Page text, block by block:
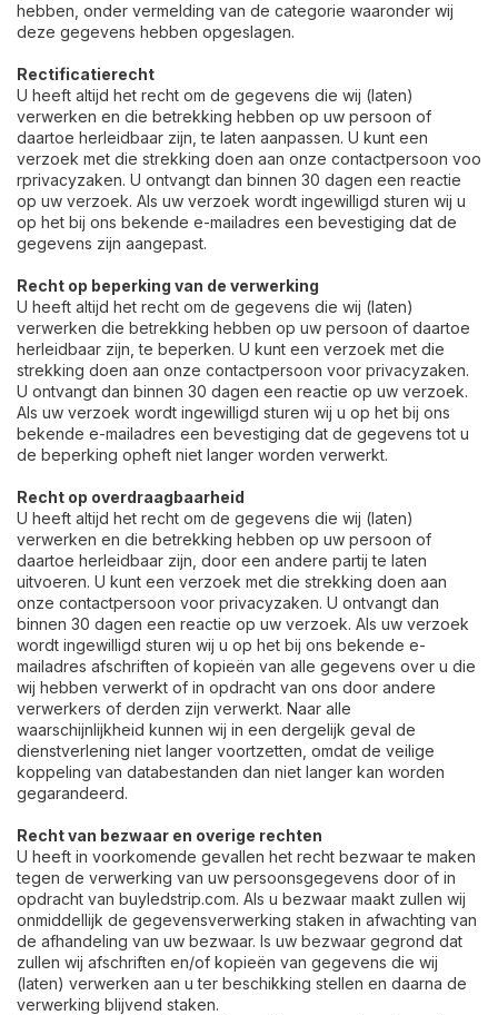
hebben, onder vermelding van de categorie waaronder wij
deze gegevens hebben opgeslagen.
Rectificatierecht
U heeft altijd het recht om de gegevens die wij (laten)
verwerken en die betrekking hebben op uw persoon of
daartoe herleidbaar zijn, te laten aanpassen. U kunt een
verzoek met die strekking doen aan onze contactpersoon voo
rprivacyzaken. U ontvangt dan binnen 30 dagen een reactie
op uw verzoek. Als uw verzoek wordt ingewilligd sturen wij u
op het bij ons bekende e-mailadres een bevestiging dat de
gegevens zijn aangepast.
Recht op beperking van de verwerking
U heeft altijd het recht om de gegevens die wij (laten)
verwerken die betrekking hebben op uw persoon of daartoe
herleidbaar zijn, te beperken. U kunt een verzoek met die
strekking doen aan onze contactpersoon voor privacyzaken.
U ontvangt dan binnen 30 dagen een reactie op uw verzoek.
Als uw verzoek wordt ingewilligd sturen wij u op het bij ons
bekende e-mailadres een bevestiging dat de gegevens tot u
de beperking opheft niet langer worden verwerkt.
Recht op overdraagbaarheid
U heeft altijd het recht om de gegevens die wij (laten)
verwerken en die betrekking hebben op uw persoon of
daartoe herleidbaar zijn, door een andere partij te laten
uitvoeren. U kunt een verzoek met die strekking doen aan
onze contactpersoon voor privacyzaken. U ontvangt dan
binnen 30 dagen een reactie op uw verzoek. Als uw verzoek
wordt ingewilligd sturen wij u op het bij ons bekende e-
mailadres afschriften of kopieën van alle gegevens over u die
wij hebben verwerkt of in opdracht van ons door andere
verwerkers of derden zijn verwerkt. Naar alle
waarschijnlijkheid kunnen wij in een dergelijk geval de
dienstverlening niet langer voortzetten, omdat de veilige
koppeling van databestanden dan niet langer kan worden
gegarandeerd.
Recht van bezwaar en overige rechten
U heeft in voorkomende gevallen het recht bezwaar te maken
tegen de verwerking van uw persoonsgegevens door of in
opdracht van buyledstrip.com. Als u bezwaar maakt zullen wij
onmiddellijk de gegevensverwerking staken in afwachting van
de afhandeling van uw bezwaar. Is uw bezwaar gegrond dat
zullen wij afschriften en/of kopieën van gegevens die wij
(laten) verwerken aan u ter beschikking stellen en daarna de
verwerking blijvend staken.